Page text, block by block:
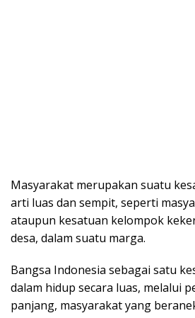
Masyarakat merupakan suatu
arti luas dan sempit, seperti
ataupun kesatuan kelompok
desa, dalam suatu marga.
Bangsa Indonesia sebagai satu
dalam hidup secara luas, melalui
panjang, masyarakat yang